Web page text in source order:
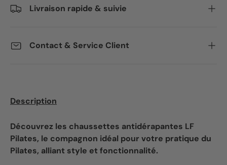
Livraison rapide & suivie
Contact & Service Client
Description
Découvrez les chaussettes antidérapantes LF
Pilates, le compagnon idéal pour votre pratique du
Pilates, alliant style et fonctionnalité.